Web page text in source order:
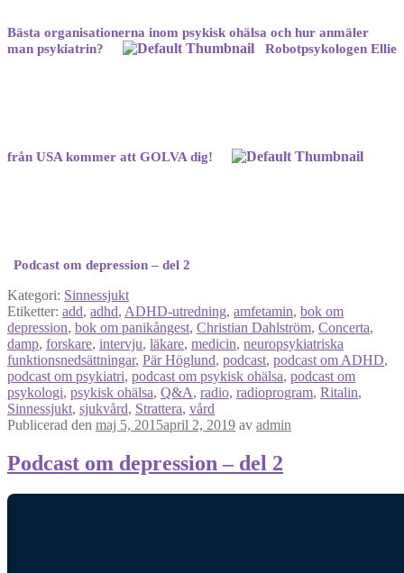
Bästa organisationerna inom psykisk ohälsa och hur anmäler
man psykiatrin?
Robotpsykologen Ellie
från USA kommer att GOLVA dig!
Podcast om depression – del 2
Kategori: Sinnessjukt
Etiketter: add, adhd, ADHD-utredning, amfetamin, bok om
depression, bok om panikångest, Christian Dahlström, Concerta,
damp, forskare, intervju, läkare, medicin, neuropsykiatriska
funktionsnedsättningar, Pär Höglund, podcast, podcast om ADHD,
podcast om psykiatri, podcast om psykisk ohälsa, podcast om
psykologi, psykisk ohälsa, Q&A, radio, radioprogram, Ritalin,
Sinnessjukt, sjukvård, Strattera, vård
Publicerad den maj 5, 2015april 2, 2019 av admin
Podcast om depression – del 2